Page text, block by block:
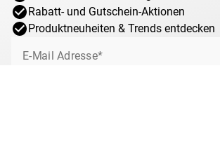
Sichern Sie sich jetztdie komplette
der letzten drei Könige Preußens – in
Rabatt- und Gutschein-Aktionen
Produktneuheiten & Trends entdecken
E-Mail Adresse*